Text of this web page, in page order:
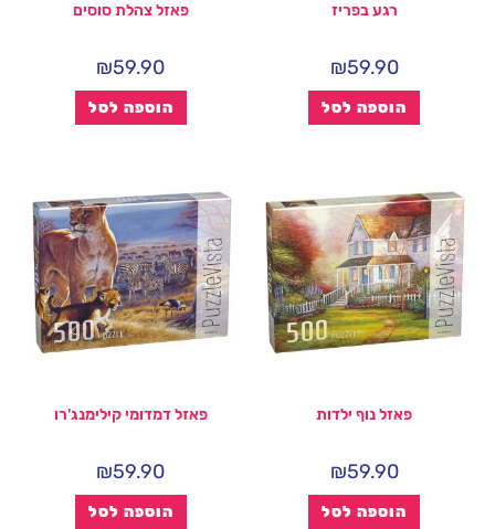
רגע בפריז
₪59.90
הוספה לסל
פאזל צהלת סוסים
₪59.90
הוספה לסל
פאזל נוף ילדות
₪59.90
הוספה לסל
פאזל דמדומי קילימנג'רו
₪59.90
הוספה לסל